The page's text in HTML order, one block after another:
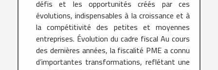
défis et les opportunités créés par ces
évolutions, indispensables à la croissance et à
la compétitivité des petites et moyennes
entreprises. Évolution du cadre fiscal Au cours
des dernières années, la fiscalité PME a connu
d’importantes transformations, reflétant une